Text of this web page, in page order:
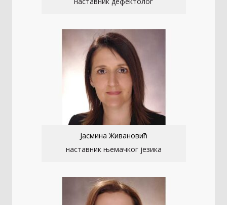
Јасмина Живановић
наставник њемачког језика